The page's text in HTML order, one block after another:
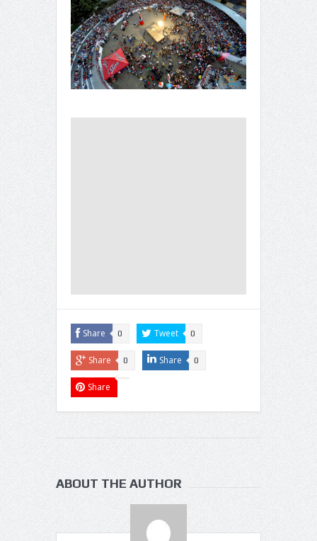
Share 0 Tweet 0
Share 0 Share 0
Share
ABOUT THE AUTHOR